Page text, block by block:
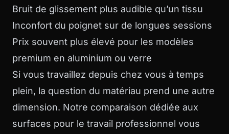
Bruit de glissement plus audible qu’un tissu
Inconfort du poignet sur de longues sessions
Prix souvent plus élevé pour les modèles
premium en aluminium ou verre
Si vous travaillez depuis chez vous à temps
plein, la question du matériau prend une autre
dimension. Notre comparaison dédiée aux
surfaces pour le travail professionnel vous